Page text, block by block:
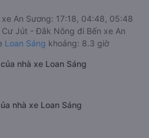
xe An Sương: 17:18, 04:48, 05:48
Jút - Đắk Nông đi Bến xe An
Loan Sáng khoảng: 8.3 giờ
nhà xe Loan Sáng
nhà xe Loan Sáng